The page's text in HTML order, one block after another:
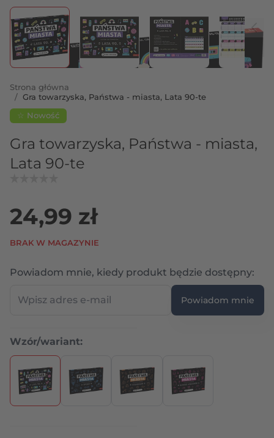
View larger imageView larger imageView larger image
Strona główna
/ Gra towarzyska, Państwa - miasta, Lata 90-te
☆ Nowość
Gra towarzyska, Państwa - miasta,
Lata 90-te
24,99 zł
BRAK W MAGAZYNIE
Powiadom mnie, kiedy produkt będzie dostępny:
Powiadom mnie
Wzór/wariant:
Naciśnij, aby pominąć karuzelę